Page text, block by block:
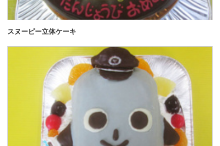
スヌーピー立体ケーキ